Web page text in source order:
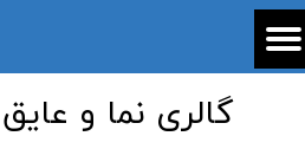
​گالری نما و